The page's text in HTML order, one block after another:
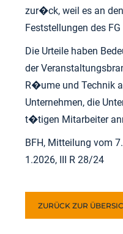
zur�ck, weil es an
Feststellungen des
Die Urteile haben
der
R�ume und Technik
Unternehmen, die
t�tigen Mitarbeiter
BFH, Mitteilung vom
1.2026, III R 28/24
ZURÜCK ZUR